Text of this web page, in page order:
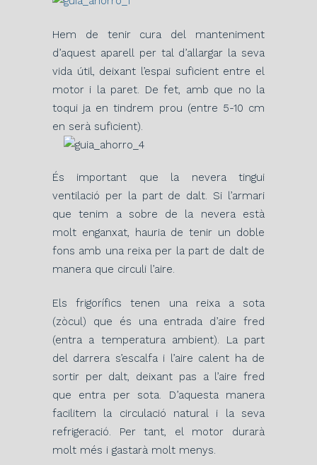
Hem de tenir cura del manteniment
d’aquest aparell per tal d’allargar la seva
vida útil, deixant l’espai suficient entre el
motor i la paret. De fet, amb que no la
toqui ja en tindrem prou (entre 5-10 cm
en serà suficient).
És important que la nevera tingui
ventilació per la part de dalt. Si l’armari
que tenim a sobre de la nevera està
molt enganxat, hauria de tenir un doble
fons amb una reixa per la part de dalt de
manera que circuli l’aire.
Els frigorífics tenen una reixa a sota
(zòcul) que és una entrada d’aire fred
(entra a temperatura ambient). La part
del darrera s’escalfa i l’aire calent ha de
sortir per dalt, deixant pas a l’aire fred
que entra per sota. D’aquesta manera
facilitem la circulació natural i la seva
refrigeració. Per tant, el motor durarà
molt més i gastarà molt menys.